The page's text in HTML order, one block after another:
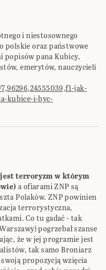
i niestosownego
polskie oraz państwowe
popisów pana Kubicy,
emerytów, nauczycieli
jak-
kubice-i-byc-
terroryzm w którym
a ofiarami ZNP są
Polaków. ZNP powinien
terrorystyczna,
Co tu gadać ‎‎- tak
pogrzebał szanse
że w jej programie jest
tak samo Broniarz
propozycją wzięcia